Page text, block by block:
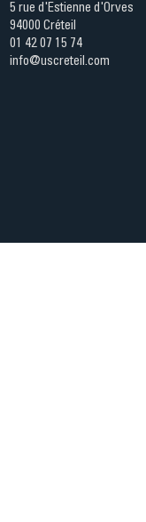
5 rue d'Estienne d'Orves
94000 Créteil
01 42 07 15 74
info@uscreteil.com